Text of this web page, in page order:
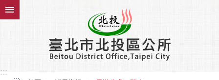
跳到主要內容區塊
:::